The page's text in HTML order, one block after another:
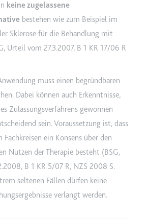
keine zugelassene
bestehen wie zum Beispiel im
Sklerose für die Behandlung mit
Urteil vom 27.3.2007, B 1 KR 17/06 R
muss einen begründbaren
Dabei können auch Erkenntnisse,
Zulassungsverfahrens gewonnen
sein. Voraussetzung ist, dass
Fachkreisen ein Konsens über den
Nutzen der Therapie besteht (BSG,
B 1 KR 5/07 R, NZS 2008 S.
seltenen Fällen dürfen keine
verlangt werden.